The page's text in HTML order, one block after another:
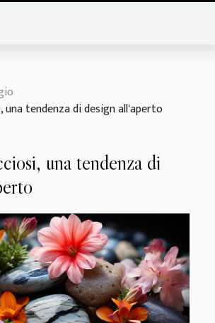
una tendenza di design all'aperto
una tendenza di